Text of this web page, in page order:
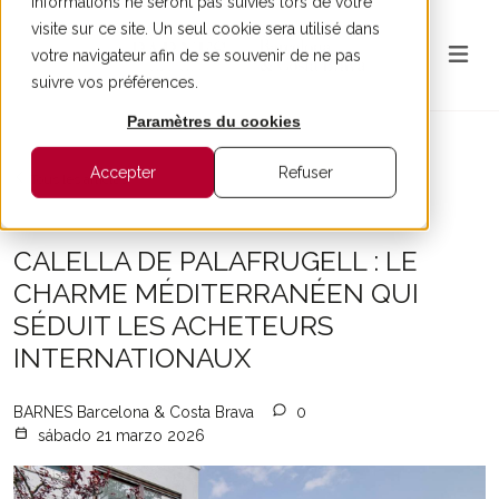
visite sur ce site. Un seul cookie sera utilisé dans
votre navigateur afin de se souvenir de ne pas
suivre vos préférences.
Paramètres du cookies
Accepter Refuser
Tous les articles
CALELLA DE PALAFRUGELL : LE
CHARME MÉDITERRANÉEN QUI
SÉDUIT LES ACHETEURS
INTERNATIONAUX
BARNES Barcelona & Costa Brava
0
sábado 21 marzo 2026